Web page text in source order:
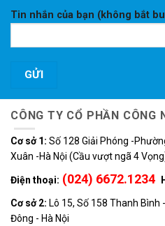
Tin nhắn của bạn (không bắt
CÔNG TY CỔ PHẦN CÔNG
Cơ sở 1: Số 128 Giải Phóng -
Xuân -Hà Nội (Cầu vượt ngã 4
Điện thoại: (024) 6672.1234
Cơ sở 2: Lô 15, Số 158 Thanh Bình
Đông - Hà Nội